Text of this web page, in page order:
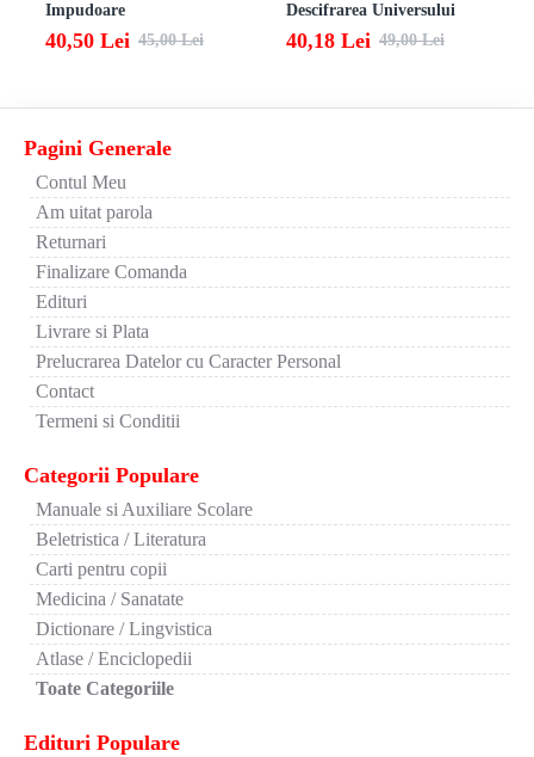
Impudoare
40,50 Lei 45,00 Lei
Descifrarea Universului
40,18 Lei 49,00 Lei
Pagini Generale
Contul Meu
Am uitat parola
Returnari
Finalizare Comanda
Edituri
Livrare si Plata
Prelucrarea Datelor cu Caracter Personal
Contact
Termeni si Conditii
Categorii Populare
Manuale si Auxiliare Scolare
Beletristica / Literatura
Carti pentru copii
Medicina / Sanatate
Dictionare / Lingvistica
Atlase / Enciclopedii
Toate Categoriile
Edituri Populare